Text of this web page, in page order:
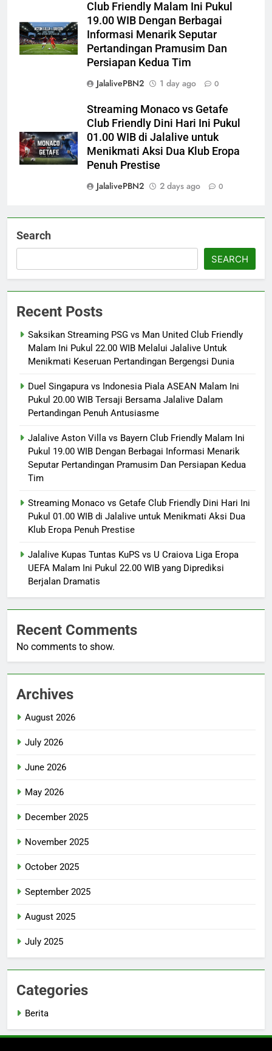
Club Friendly Malam Ini Pukul
19.00 WIB Dengan Berbagai
Informasi Menarik Seputar
Pertandingan Pramusim Dan
Persiapan Kedua Tim
JalalivePBN2
1 day ago 0
Streaming Monaco vs Getafe
Club Friendly Dini Hari Ini Pukul
01.00 WIB di Jalalive untuk
Menikmati Aksi Dua Klub Eropa
Penuh Prestise
JalalivePBN2
2 days ago 0
Search
SEARCH
Recent Posts
Saksikan Streaming PSG vs Man United Club Friendly
Malam Ini Pukul 22.00 WIB Melalui Jalalive Untuk
Menikmati Keseruan Pertandingan Bergengsi Dunia
Duel Singapura vs Indonesia Piala ASEAN Malam Ini
Pukul 20.00 WIB Tersaji Bersama Jalalive Dalam
Pertandingan Penuh Antusiasme
Jalalive Aston Villa vs Bayern Club Friendly Malam Ini
Pukul 19.00 WIB Dengan Berbagai Informasi Menarik
Seputar Pertandingan Pramusim Dan Persiapan Kedua
Tim
Streaming Monaco vs Getafe Club Friendly Dini Hari Ini
Pukul 01.00 WIB di Jalalive untuk Menikmati Aksi Dua
Klub Eropa Penuh Prestise
Jalalive Kupas Tuntas KuPS vs U Craiova Liga Eropa
UEFA Malam Ini Pukul 22.00 WIB yang Diprediksi
Berjalan Dramatis
Recent Comments
No comments to show.
Archives
August 2026
July 2026
June 2026
May 2026
December 2025
November 2025
October 2025
September 2025
August 2025
July 2025
Categories
Berita